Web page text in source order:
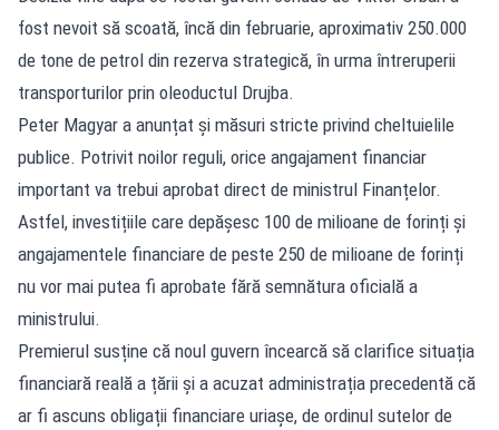
fost nevoit să scoată, încă din februarie, aproximativ 250.000
de tone de petrol din rezerva strategică, în urma întreruperii
transporturilor prin oleoductul Drujba.
Peter Magyar a anunțat și măsuri stricte privind cheltuielile
publice. Potrivit noilor reguli, orice angajament financiar
important va trebui aprobat direct de ministrul Finanțelor.
Astfel, investițiile care depășesc 100 de milioane de forinți și
angajamentele financiare de peste 250 de milioane de forinți
nu vor mai putea fi aprobate fără semnătura oficială a
ministrului.
Premierul susține că noul guvern încearcă să clarifice situația
financiară reală a țării și a acuzat administrația precedentă că
ar fi ascuns obligații financiare uriașe, de ordinul sutelor de